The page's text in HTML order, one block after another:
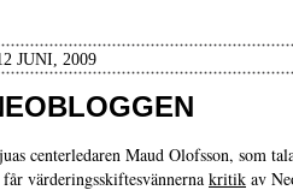
JUNI, 2009
centerledaren Maud Olofsson, som
värderingsskiftesvännerna kritik av